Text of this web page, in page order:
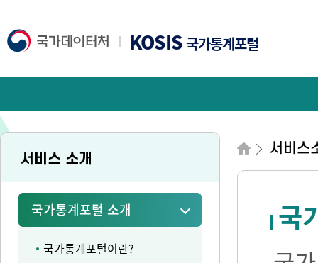
KOSIS국가통계포털
서비스 소개
국가통계포털 소개
국가통계포털이란?
서비스
국